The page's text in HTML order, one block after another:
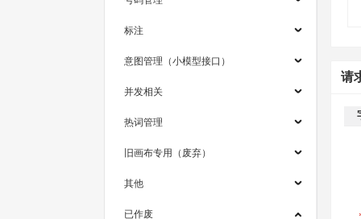
标注
意图管理（小模型接口）
并发相关
热词管理
旧画布专用（废弃）
其他
已作废
请